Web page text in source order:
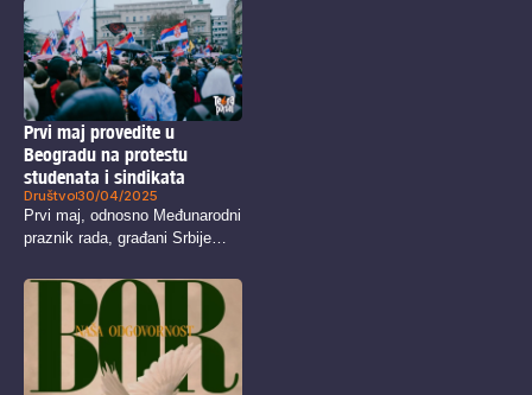
Prvi maj provedite u
Beogradu na protestu
studenata i sindikata
Društvo30/04/2025
Prvi maj, odnosno Međunarodni
praznik rada, građani Srbije